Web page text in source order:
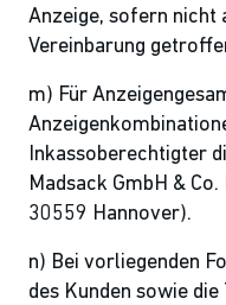
Anzeige, sofern nicht
Vereinbarung
m) Für
Inkassoberechtigter
Madsack GmbH &
30559 Hannover).
n) Bei vorliegenden
des Kunden sowie